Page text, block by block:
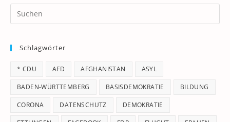
Schlagwörter
* CDU AFD AFGHANISTAN ASYL
BADEN-WÜRTTEMBERG BASISDEMOKRATIE BILDUNG
CORONA DATENSCHUTZ DEMOKRATIE